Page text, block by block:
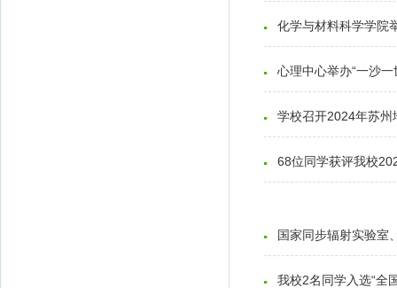
化学与材料科学学院
心理中心举办“一沙
学校召开2024年苏州
68位同学获评我校
国家同步辐射实验室
我校2名同学入选“全